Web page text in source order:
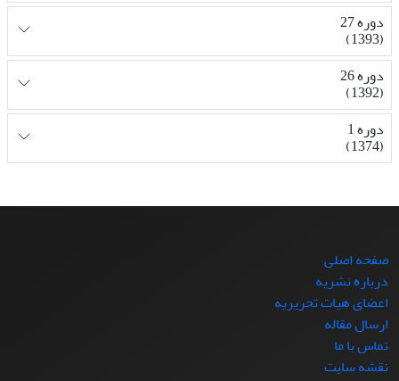
دوره 27
(1393)
دوره 26
(1392)
دوره 1
(1374)
صفحه اصلی
درباره نشریه
اعضای هیات تحریریه
ارسال مقاله
تماس با ما
نقشه سایت